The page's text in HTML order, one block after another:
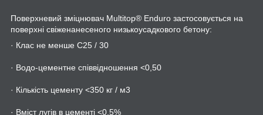
Поверхневий зміцнювач Multitop® Enduro застосовується на
поверхні свіженанесеного низькоусадкового бетону:
· Клас не менше C25 / 30
· Водо-цементне співвідношення <0,50
· Кількість цементу <350 кг / м3
· Вміст лугів в цементі <0,5%